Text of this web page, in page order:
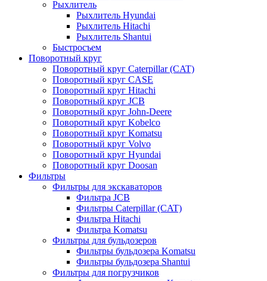
Рыхлитель
Рыхлитель Hyundai
Рыхлитель Hitachi
Рыхлитель Shantui
Быстросъем
Поворотный круг
Поворотный круг Caterpillar (CAT)
Поворотный круг CASE
Поворотный круг Hitachi
Поворотный круг JCB
Поворотный круг John-Deere
Поворотный круг Kobelco
Поворотный круг Komatsu
Поворотный круг Volvo
Поворотный круг Hyundai
Поворотный круг Doosan
Фильтры
Фильтры для экскаваторов
Фильтра JCB
Фильтры Caterpillar (CAT)
Фильтра Hitachi
Фильтра Komatsu
Фильтры для бульдозеров
Фильтры бульдозера Komatsu
Фильтры бульдозера Shantui
Фильтры для погрузчиков